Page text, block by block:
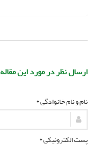
ارسال نظر در مورد این مقاله
نام و نام خانوادگی *
پست الکترونیکی *